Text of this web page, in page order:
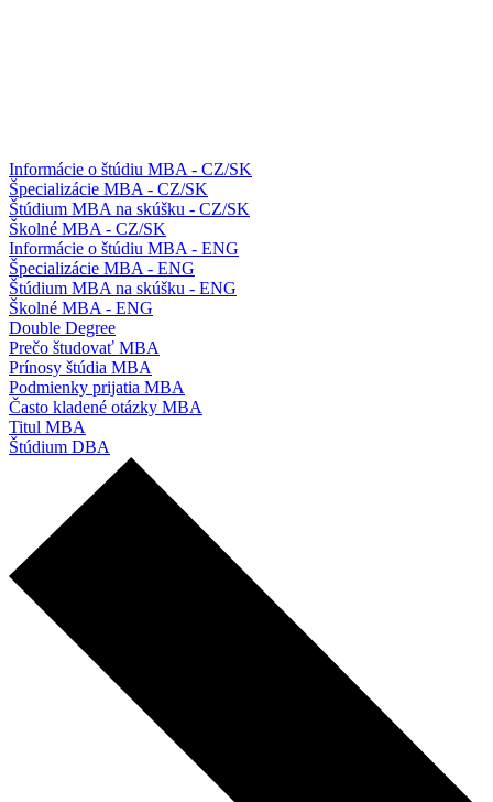
Informácie o štúdiu MBA - CZ/SK
Špecializácie MBA - CZ/SK
Štúdium MBA na skúšku - CZ/SK
Školné MBA - CZ/SK
Informácie o štúdiu MBA - ENG
Špecializácie MBA - ENG
Štúdium MBA na skúšku - ENG
Školné MBA - ENG
Double Degree
Prečo študovať MBA
Prínosy štúdia MBA
Podmienky prijatia MBA
Často kladené otázky MBA
Titul MBA
Štúdium DBA